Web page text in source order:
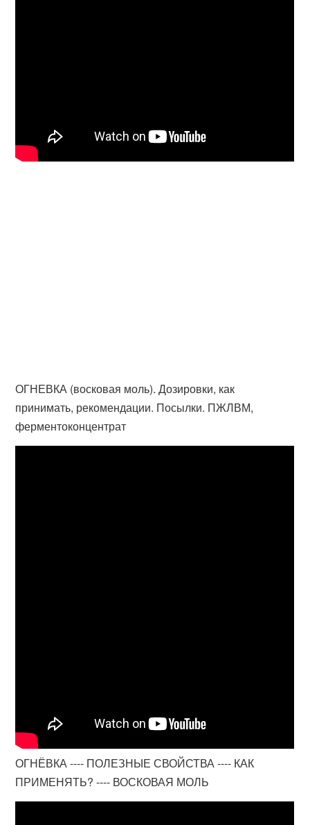
ОГНЕВКА (восковая моль). Дозировки, как
принимать, рекомендации. Посылки. ПЖЛВМ,
ферментоконцентрат
ОГНЁВКА ---- ПОЛЕЗНЫЕ СВОЙСТВА ---- КАК
ПРИМЕНЯТЬ? ---- ВОСКОВАЯ МОЛЬ